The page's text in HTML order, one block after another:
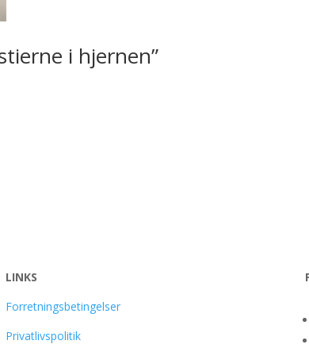
i hjernen”
LINKS
Forretningsbetingelser
Privatlivspolitik